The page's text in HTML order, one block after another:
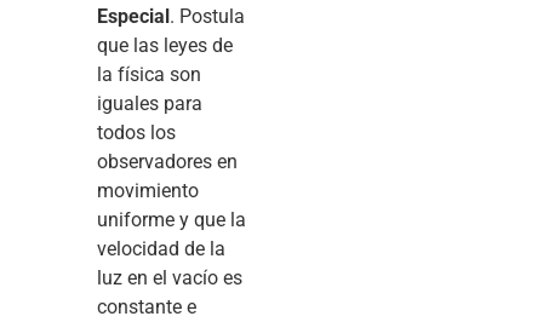
Especial. Postula
que las leyes de
la física son
iguales para
todos los
observadores en
movimiento
uniforme y que la
velocidad de la
luz en el vacío es
constante e